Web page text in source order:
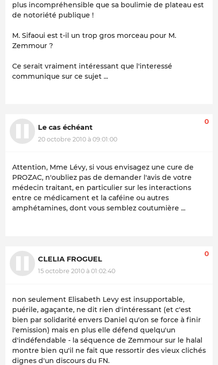
plus incompréhensible que sa boulimie de plateau est
de notoriété publique !
M. Sifaoui est t-il un trop gros morceau pour M.
Zemmour ?
Ce serait vraiment intéressant que l'interessé
communique sur ce sujet ...
Le cas échéant
20 octobre 2010 à 09:01:00
0
Attention, Mme Lévy, si vous envisagez une cure de
PROZAC, n'oubliez pas de demander l'avis de votre
médecin traitant, en particulier sur les interactions
entre ce médicament et la caféine ou autres
amphétamines, dont vous semblez coutumière ...
CLELIA FROGUEL
15 octobre 2010 à 01:02:40
0
non seulement Elisabeth Levy est insupportable,
puérile, agaçante, ne dit rien d'intéressant (et c'est
bien par solidarité envers Daniel qu'on se force à finir
l'emission) mais en plus elle défend quelqu'un
d'indéfendable - la séquence de Zemmour sur le halal
montre bien qu'il ne fait que ressortir des vieux clichés
dignes d'un discours du FN.